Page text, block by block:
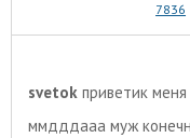
7836
svetok приветик
ммдддааа муж